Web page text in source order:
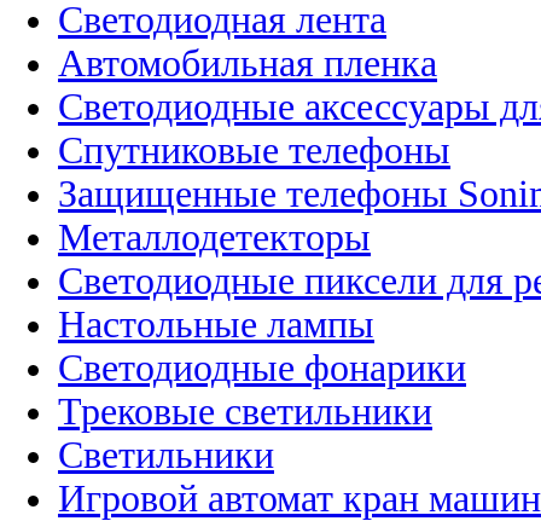
Светодиодная лента
Автомобильная пленка
Светодиодные аксессуары
Спутниковые телефоны
Защищенные телефоны
Металлодетекторы
Светодиодные пиксели для
Настольные лампы
Светодиодные фонарики
Трековые светильники
Светильники
Игровой автомат кран